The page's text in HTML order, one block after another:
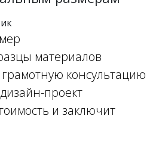
материалов
консультацию
проект
и заключит